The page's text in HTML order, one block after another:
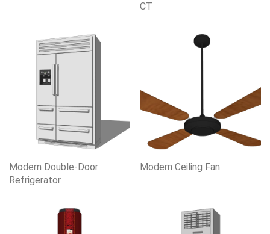
CT
Modern Double-Door
Refrigerator
Modern Ceiling Fan